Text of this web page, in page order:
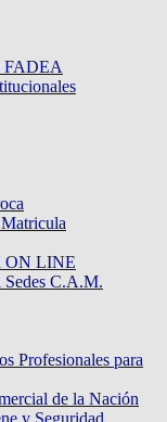
FADEA
ON LINE
Sedes C.A.M.
Profesionales para
de la Nación
y Seguridad